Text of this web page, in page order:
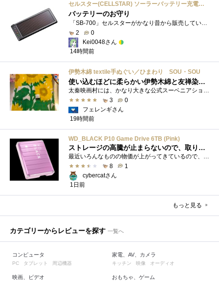
セルスター(CELLSTAR) ソーラーバッテリー充電器 SB-700 DC12V専用
バッテリーのお守り
「SB-700」セルスターがかなり昔から販売しているソーラーチャージャーです。ガッツリ充電する用ではなく待機電力(暗電流って言うらしい)対策�...
2
0
Kei0048さん
14時間前
伊勢木綿 textile手ぬぐい／ひまわり SOU・SOU
使い込むほどに柔らかい伊勢木綿と友禅染の発色を楽しむ
太秦映画村には、かなり大きな公式スーベニアショップの他にも、江戸時代の町家風の飲食店や土産物店が軒を連ねておりました。 何かよいもの...
3
0
フェレンギさん
19時間前
WD_BLACK P10 Game Drive 6TB (Pink)
ストレージの高騰が止まらないので、取りあえず押さえた
8
1
cybercatさん
1日前
もっと見る
カテゴリーからレビューを探す 一覧へ
コンピュータ
PC タブレット 周辺機器
映画、ビデオ
家電、AV、カメラ
キッチン 映像 オーディオ
おもちゃ、ゲーム